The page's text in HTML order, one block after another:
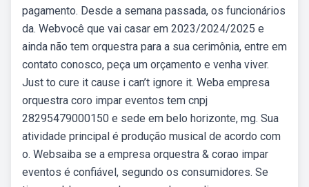
pagamento. Desde a semana passada, os funcionários
da. Webvocê que vai casar em 2023/2024/2025 e
ainda não tem orquestra para a sua cerimônia, entre em
contato conosco, peça um orçamento e venha viver.
Just to cure it cause i can’t ignore it. Weba empresa
orquestra coro impar eventos tem cnpj
28295479000150 e sede em belo horizonte, mg. Sua
atividade principal é produção musical de acordo com
o. Websaiba se a empresa orquestra & corao impar
eventos é confiável, segundo os consumidores. Se